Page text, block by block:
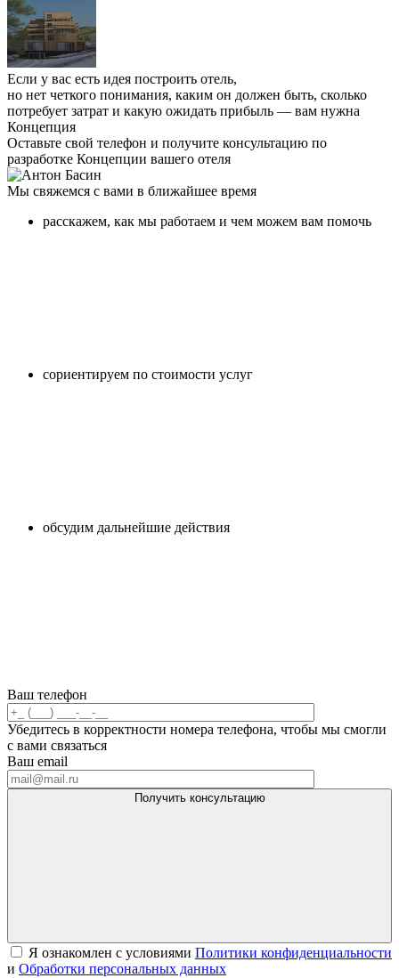
Если у вас есть идея построить отель,
но нет четкого понимания, каким он должен быть, сколько
потребует затрат и какую ожидать прибыль — вам нужна
Концепция
Оставьте свой телефон и получите консультацию по
разработке Концепции вашего отеля
Мы свяжемся с вами в ближайшее время
расскажем, как мы работаем и чем можем вам помочь
сориентируем по стоимости услуг
обсудим дальнейшие действия
Ваш телефон
Убедитесь в корректности номера телефона, чтобы мы смогли
с вами связаться
Ваш email
Получить консультацию
Я ознакомлен с условиями Политики конфиденциальности
и Обработки персональных данных